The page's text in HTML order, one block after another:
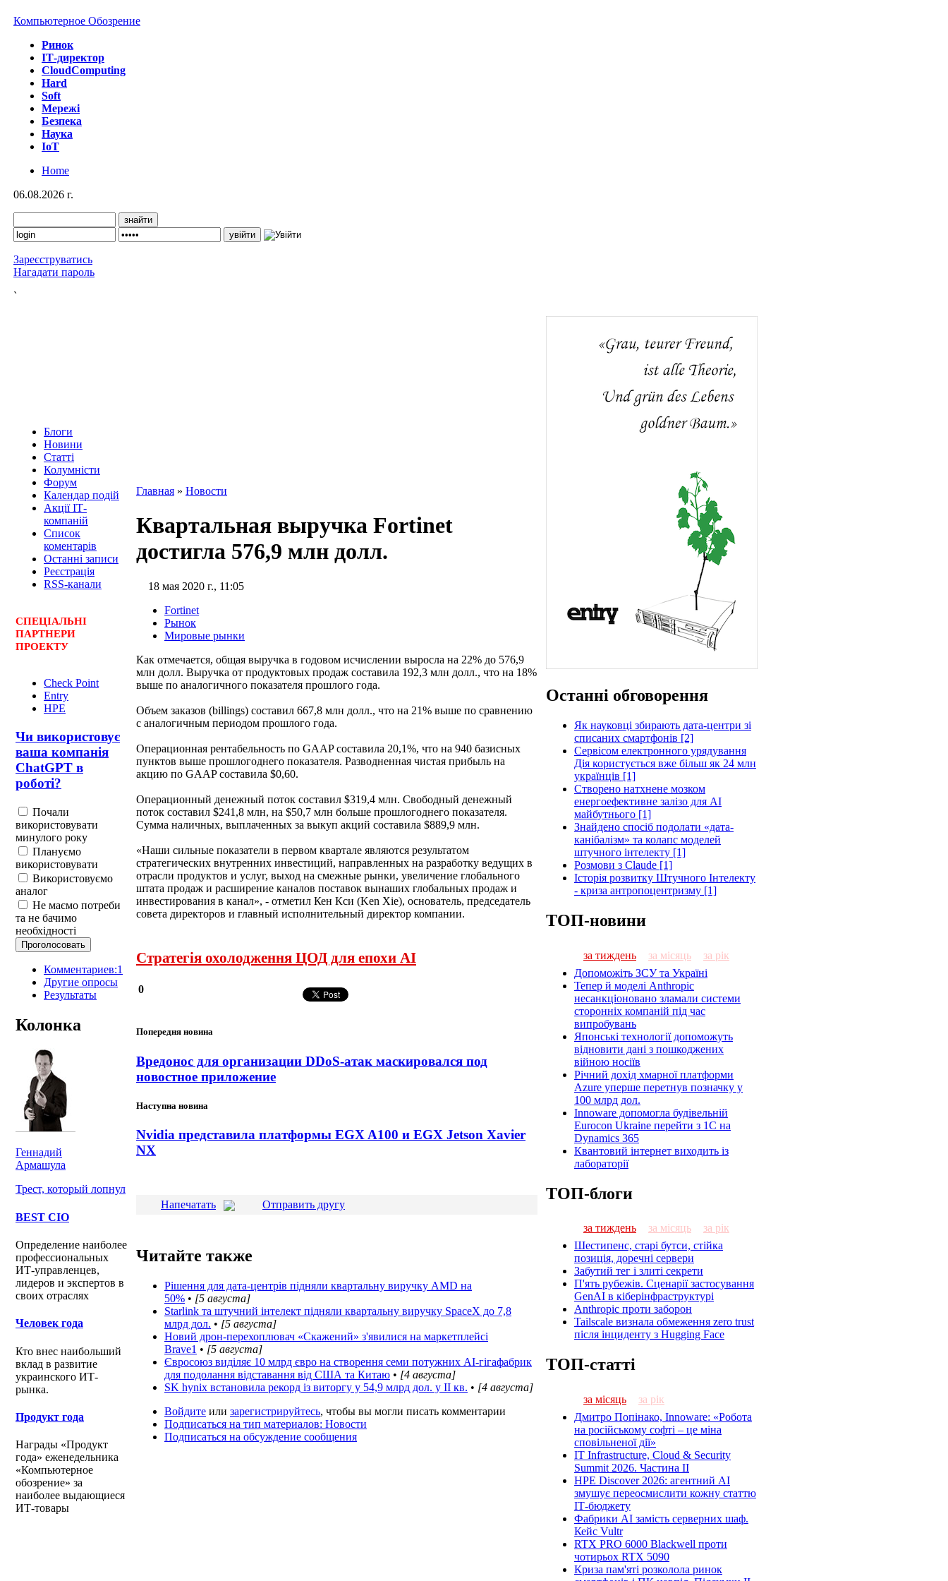
Компьютерное Обозрение
Ринок
IТ-директор
CloudComputing
Hard
Soft
Мережі
Безпека
Наука
IoT
Home
06.08.2026 г.
Зареєструватись
Нагадати пароль
`
Блоги
Новини
Статті
Колумністи
Форум
Календар подій
Акції ІТ-
компаній
Список
коментарів
Останні записи
Реєстрація
RSS-канали
СПЕЦІАЛЬНІ
ПАРТНЕРИ
ПРОЕКТУ
Check Point
Entry
HPE
Чи використовує
ваша компанія
ChatGPT в
роботі?
Почали
використовувати
минулого року
Плануємо
використовувати
Використовуємо
аналог
Не маємо потреби
та не бачимо
необхідності
Комментариев:1
Другие опросы
Результаты
Колонка
Геннадий
Армашула
Трест, который лопнул
BEST CIO
Определение наиболее
профессиональных
ИТ-управленцев,
лидеров и экспертов в
своих отраслях
Человек года
Кто внес наибольший
вклад в развитие
украинского ИТ-
рынка.
Продукт года
Награды «Продукт
года» еженедельника
«Компьютерное
обозрение» за
наиболее выдающиеся
ИТ-товары
Главная » Новости
Квартальная выручка Fortinet
достигла 576,9 млн долл.
18 мая 2020 г., 11:05
Fortinet
Рынок
Мировые рынки
Как отмечается, общая выручка в годовом исчислении выросла на 22% до 576,9
млн долл. Выручка от продуктовых продаж составила 192,3 млн долл., что на 18%
выше по аналогичного показателя прошлого года.
Объем заказов (billings) составил 667,8 млн долл., что на 21% выше по сравнению
с аналогичным периодом прошлого года.
Операционная рентабельность по GAAP составила 20,1%, что на 940 базисных
пунктов выше прошлогоднего показателя. Разводненная чистая прибыль на
акцию по GAAP составила $0,60.
Операционный денежный поток составил $319,4 млн. Свободный денежный
поток составил $241,8 млн, на $50,7 млн больше прошлогоднего показателя.
Сумма наличных, выплаченных за выкуп акций составила $889,9 млн.
«Наши сильные показатели в первом квартале являются результатом
стратегических внутренних инвестиций, направленных на разработку ведущих в
отрасли продуктов и услуг, выход на смежные рынки, увеличение глобального
штата продаж и расширение каналов поставок вынаших глобальных продаж и
инвестирования в канал», - отметил Кен Кси (Ken Xie), основатель, председатель
совета директоров и главный исполнительный директор компании.
Стратегія охолодження ЦОД для епохи AI
0
Попередня новина
Вредонос для организации DDoS-атак маскировался под
новостное приложение
Наступна новина
Nvidia представила платформы EGX A100 и EGX Jetson Xavier
NX
Напечатать Отправить другу
Читайте также
Рішення для дата-центрів підняли квартальну виручку AMD на
50% • [5 августа]
Starlink та штучний інтелект підняли квартальну виручку SpaceX до 7,8
млрд дол. • [5 августа]
Новий дрон-перехоплювач «Скажений» з'явилися на маркетплейсі
Brave1 • [5 августа]
Євросоюз виділяє 10 млрд євро на створення семи потужних AI-гігафабрик
для подолання відставання від США та Китаю • [4 августа]
SK hynix встановила рекорд із виторгу у 54,9 млрд дол. у ІІ кв. • [4 августа]
Войдите или зарегистрируйтесь, чтобы вы могли писать комментарии
Подписаться на тип материалов: Новости
Подписаться на обсуждение сообщения
Останні обговорення
Як науковці збирають дата-центри зі
списаних смартфонів [2]
Сервісом електронного урядування
Дія користується вже більш як 24 млн
українців [1]
Створено натхнене мозком
енергоефективне залізо для AI
майбутнього [1]
Знайдено спосіб подолати «дата-
канібалізм» та колапс моделей
штучного інтелекту [1]
Розмови з Claude [1]
Історія розвитку Штучного Інтелекту
- криза антропоцентризму [1]
ТОП-новини
за тиждень за місяць
за рік
Допоможіть ЗСУ та Україні
Тепер й моделі Anthropic
несанкціоновано зламали системи
сторонніх компаній під час
випробувань
Японські технології допоможуть
відновити дані з пошкоджених
війною носіїв
Річний дохід хмарної платформи
Azure уперше перетнув позначку у
100 млрд дол.
Innoware допомогла будівельній
Eurocon Ukraine перейти з 1С на
Dynamics 365
Квантовий інтернет виходить із
лабораторії
ТОП-блоги
за тиждень за місяць
за рік
Шестипенс, старі бутси, стійка
позиція, доречні сервери
Забутий тег і злиті секрети
П'ять рубежів. Сценарії застосування
GenAI в кіберінфраструктурі
Anthropic проти заборон
Tailscale визнала обмеження zero trust
після інциденту з Hugging Face
ТОП-статті
за місяць
за рік
Дмитро Попінако, Innoware: «Робота
на російському софті – це міна
сповільненої дії»
IT Infrastructure, Cloud & Security
Summit 2026. Частина ІІ
HPE Discover 2026: агентний AI
змушує переосмислити кожну статтю
ІТ-бюджету
Фабрики AI замість серверних шаф.
Кейс Vultr
RTX PRO 6000 Blackwell проти
чотирьох RTX 5090
Криза пам'яті розколола ринок